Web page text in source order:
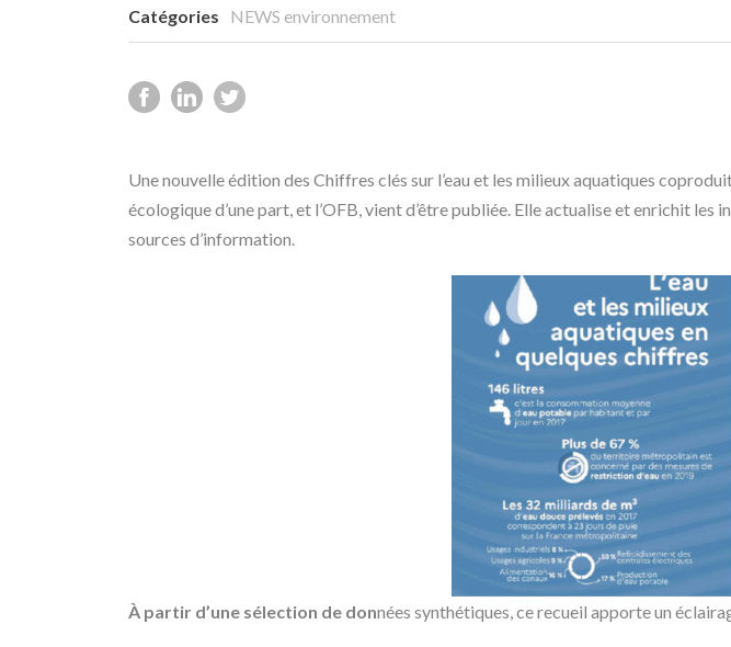
Catégories NEWS environnement
Une nouvelle édition des Chiffres clés sur l’eau et les milieux aquatiques
écologique d’une part, et l’OFB, vient d’être publiée. Elle actualise et enrichit
sources d’information.
À partir d’une sélection de données synthétiques, ce recueil apporte un